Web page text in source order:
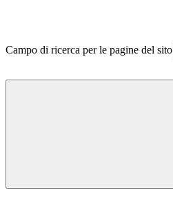
Campo di ricerca per le pagine del sito